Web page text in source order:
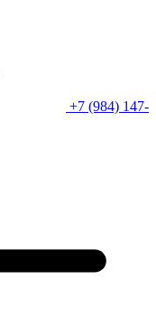
+7 (984) 147-